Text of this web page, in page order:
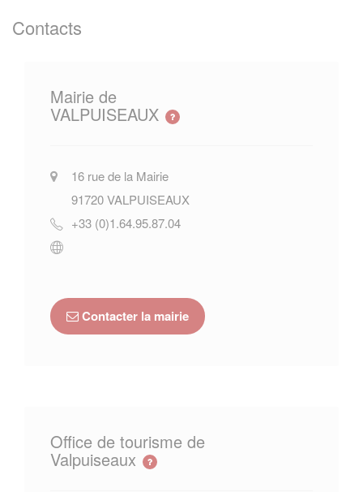
Contacts
Mairie de
VALPUISEAUX
16 rue de la Mairie
91720VALPUISEAUX
+33 (0)1.64.95.87.04
Contacter la mairie
Office de tourisme de
Valpuiseaux